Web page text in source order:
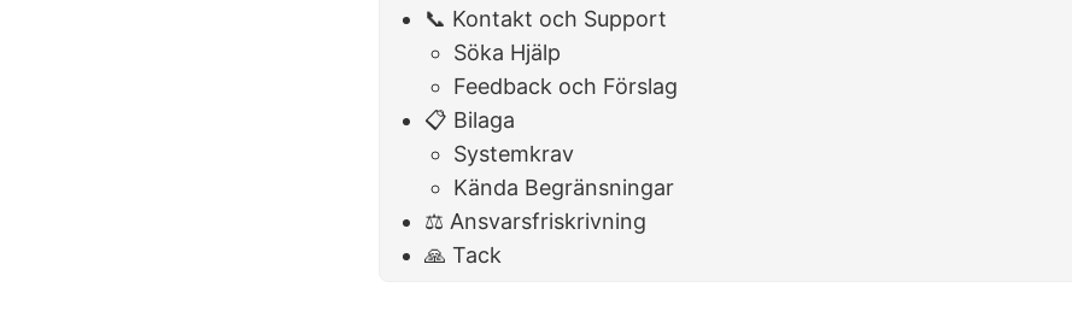
📞 Kontakt och Support
Söka Hjälp
Feedback och Förslag
📋 Bilaga
Systemkrav
Kända Begränsningar
⚖️ Ansvarsfriskrivning
🙏 Tack